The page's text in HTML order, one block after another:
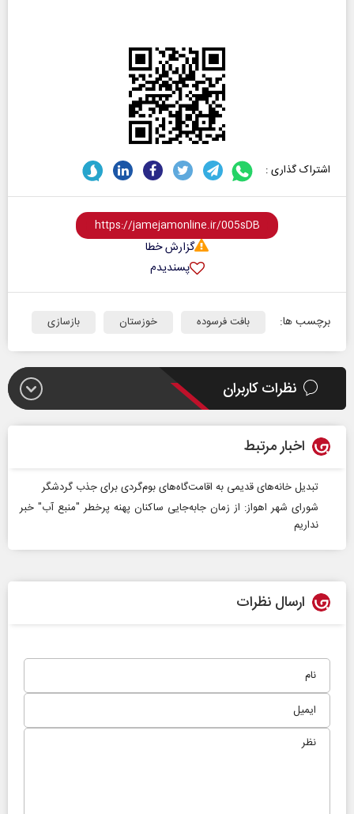
اشتراک گذاری :
گزارش خطا
پسندیدم
برچسب ها: بافت فرسوده خوزستان بازسازی
نظرات کاربران
اخبار مرتبط
تبدیل خانه‌های قدیمی به اقامت‌گاه‌های بوم‌گردی برای جذب گردشگر
شورای شهر اهواز: از زمان جابه‌جایی ساکنان پهنه پرخطر "منبع آب" خبر
نداریم
ارسال نظرات